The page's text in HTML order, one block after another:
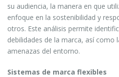
su audiencia, la manera en que
enfoque en la sostenibilidad y
otros. Este análisis permite
debilidades de la marca, así como
amenazas del entorno.
Sistemas de marca flexibles